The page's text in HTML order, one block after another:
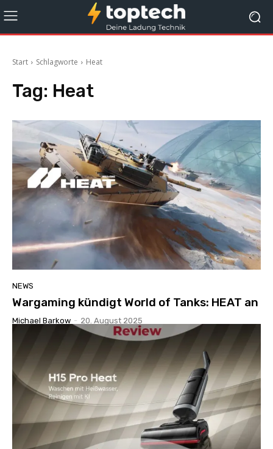
Start Schlagworte Heat
Tag: Heat
NEWS
Wargaming kündigt World of Tanks: HEAT an
Michael Barkow - 20. August 2025